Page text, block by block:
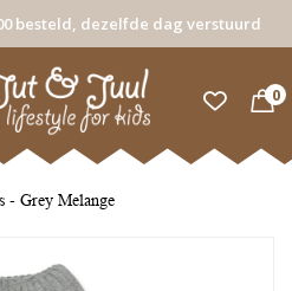
besteld, dezelfde dag verstuurd
0
- Grey Melange